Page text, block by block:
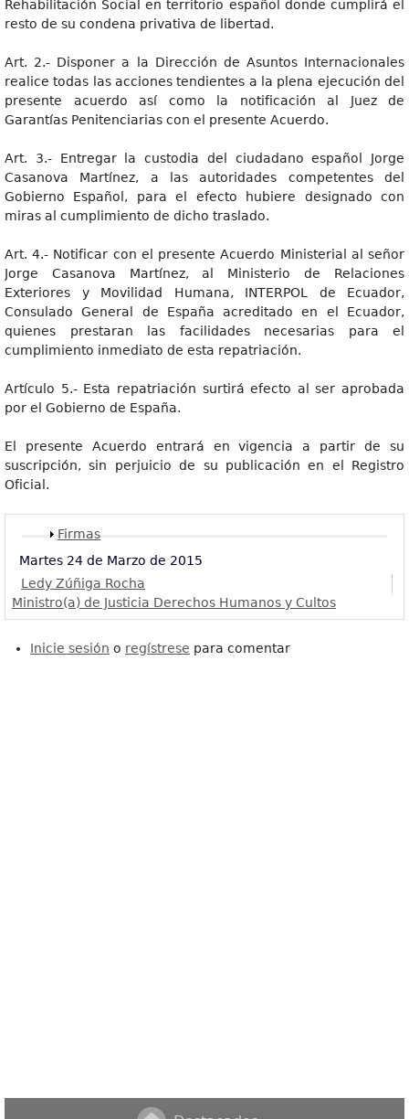
Rehabilitación Social en territorio español donde cumplirá el
resto de su condena privativa de libertad.
Art. 2.- Disponer a la Dirección de Asuntos Internacionales
realice todas las acciones tendientes a la plena ejecución del
presente acuerdo así como la notificación al Juez de
Garantías Penitenciarias con el presente Acuerdo.
Art. 3.- Entregar la custodia del ciudadano español Jorge
Casanova Martínez, a las autoridades competentes del
Gobierno Español, para el efecto hubiere designado con
miras al cumplimiento de dicho traslado.
Art. 4.- Notificar con el presente Acuerdo Ministerial al señor
Jorge Casanova Martínez, al Ministerio de Relaciones
Exteriores y Movilidad Humana, INTERPOL de Ecuador,
Consulado General de España acreditado en el Ecuador,
quienes prestaran las facilidades necesarias para el
cumplimiento inmediato de esta repatriación.
Artículo 5.- Esta repatriación surtirá efecto al ser aprobada
por el Gobierno de España.
El presente Acuerdo entrará en vigencia a partir de su
suscripción, sin perjuicio de su publicación en el Registro
Oficial.
Mostrar
Firmas
Martes 24 de Marzo de 2015
Ledy Zúñiga Rocha
Ministro(a) de Justicia Derechos Humanos y Cultos
Inicie sesión o regístrese para comentar